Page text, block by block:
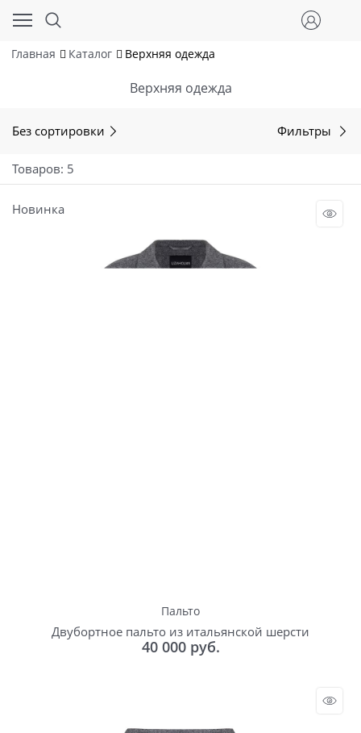
Главная Каталог Верхняя одежда
Верхняя одежда
Без сортировки Фильтры
Товаров: 5
Новинка
Пальто
Двубортное пальто из итальянской шерсти
40 000 руб.